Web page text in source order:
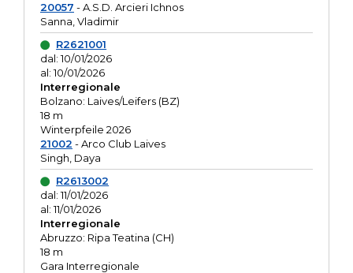
20057 - A.S.D. Arcieri Ichnos
Sanna, Vladimir
R2621001
dal: 10/01/2026
al: 10/01/2026
Interregionale
Bolzano: Laives/Leifers (BZ)
18 m
Winterpfeile 2026
21002 - Arco Club Laives
Singh, Daya
R2613002
dal: 11/01/2026
al: 11/01/2026
Interregionale
Abruzzo: Ripa Teatina (CH)
18 m
Gara Interregionale